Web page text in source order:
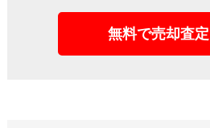
無料で売却査